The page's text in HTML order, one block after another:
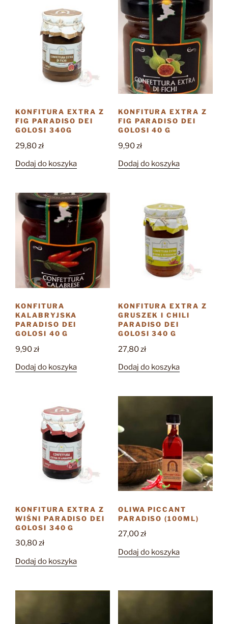
KONFITURA EXTRA Z
FIG PARADISO DEI
GOLOSI 340G
29,80zł
Dodaj do koszyka
KONFITURA EXTRA Z
FIG PARADISO DEI
GOLOSI 40 G
9,90zł
Dodaj do koszyka
KONFITURA
KALABRYJSKA
PARADISO DEI
GOLOSI 40 G
9,90zł
Dodaj do koszyka
KONFITURA EXTRA Z
GRUSZEK I CHILI
PARADISO DEI
GOLOSI 340 G
27,80zł
Dodaj do koszyka
KONFITURA EXTRA Z
WIŚNI PARADISO DEI
GOLOSI 340 G
30,80zł
Dodaj do koszyka
OLIWA PICCANT
PARADISO (100ML)
27,00zł
Dodaj do koszyka